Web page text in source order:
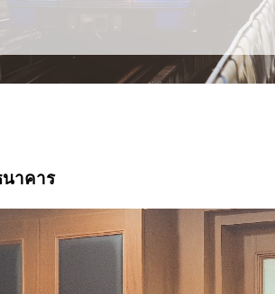
นาคาร